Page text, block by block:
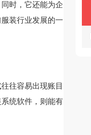
时，它还能为企
装行业发展的一
往容易出现账目
统软件，则能有